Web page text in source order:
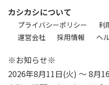
カシカシについて
プライバシーポリシー 利
運営会社
採用情報 ヘ
※お知らせ※
2026年8月11日(火) 〜 8月